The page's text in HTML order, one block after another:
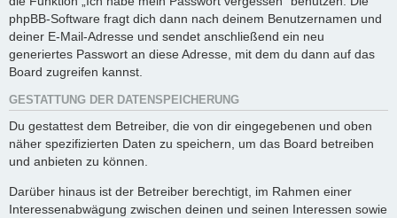
phpBB-Software fragt dich dann nach deinem Benutzernamen und
deiner E-Mail-Adresse und sendet anschließend ein neu
generiertes Passwort an diese Adresse, mit dem du dann auf das
Board zugreifen kannst.
GESTATTUNG DER DATENSPEICHERUNG
Du gestattest dem Betreiber, die von dir eingegebenen und oben
näher spezifizierten Daten zu speichern, um das Board betreiben
und anbieten zu können.
Darüber hinaus ist der Betreiber berechtigt, im Rahmen einer
Interessenabwägung zwischen deinen und seinen Interessen sowie